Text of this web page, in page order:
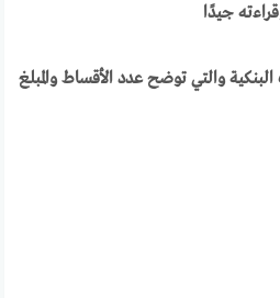
والتي توضح عدد الأقساط والمبلغ